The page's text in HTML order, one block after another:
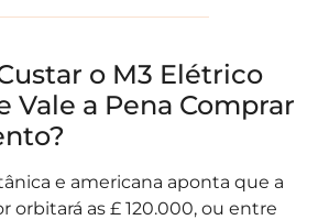
o M3 Elétrico
Vale a Pena Comprar
e americana aponta que a
orbitará as £ 120.000, ou entre